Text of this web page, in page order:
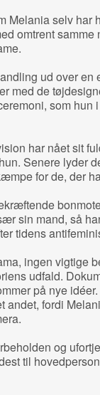
Melania selv har
omtrent
ud over en
med de
som hun
har nået sit
Senere lyder
for de, der
sin mand, så
tidens
ingen vigtige
udfald.
på nye
andet, fordi
og
til